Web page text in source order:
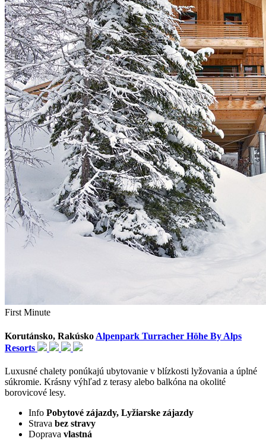
First Minute
Korutánsko, Rakúsko Alpenpark Turracher Höhe By Alps
Resorts
Luxusné chalety ponúkajú ubytovanie v blízkosti lyžovania a úplné
súkromie. Krásny výhľad z terasy alebo balkóna na okolité
borovicové lesy.
Info Pobytové zájazdy, Lyžiarske zájazdy
Strava bez stravy
Doprava vlastná